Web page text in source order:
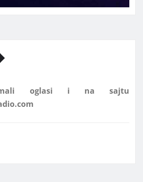
oglasi i na sajtu